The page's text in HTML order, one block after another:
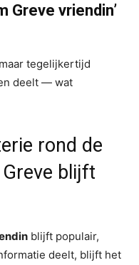
Greve vriendin’
tegelijkertijd
deelt — wat
rond de
blijft
blijft populair,
deelt, blijft het